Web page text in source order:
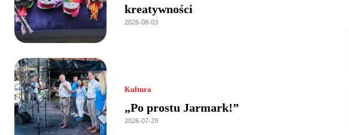
kreatywności
2026-08-03
Kultura
„Po prostu Jarmark!”
2026-07-29